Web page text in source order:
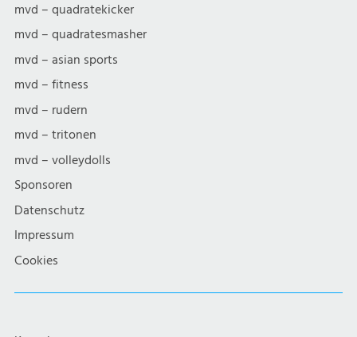
mvd – quadratekicker
mvd – quadratesmasher
mvd – asian sports
mvd – fitness
mvd – rudern
mvd – tritonen
mvd – volleydolls
Sponsoren
Datenschutz
Impressum
Cookies